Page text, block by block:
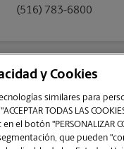
(516) 783-6800
franquicias, cada centro The
formación notarial al dueño
notarial de The UPS Store, y
Privacidad | Términos de Uso
y Cookies
similares para
TODAS LAS
el botón "PERSONALIZAR
que pueden